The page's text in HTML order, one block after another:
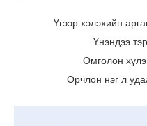
Үгээр хэлэхийн
Үнэндээ
Омголон
Орчлон нэг л